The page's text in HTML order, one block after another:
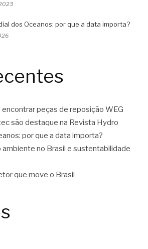
dos Oceanos: por que a data importa?
encontrar peças de reposição WEG
são destaque na Revista Hydro
por que a data importa?
ambiente no Brasil e sustentabilidade
que move o Brasil